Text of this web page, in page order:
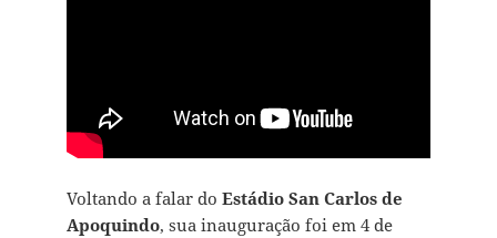
Voltando a falar do Estádio San Carlos de
Apoquindo, sua inauguração foi em 4 de